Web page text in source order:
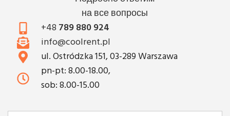
на все вопросы
+48 789 880 924
info@coolrent.pl
ul. Ostródzka 151, 03-289 Warszawa
pn-pt: 8.00-18.00,
sob: 8.00-15.00